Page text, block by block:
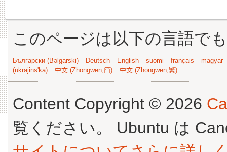
このページは以下の言語で
Български (Bəlgarski) Deutsch English suomi français
magyar
(ukrajins'ka)
中文 (Zhongwen,简) 中文 (Zhongwen,繁)
Content Copyright © 2026
覧ください。 Ubuntu は